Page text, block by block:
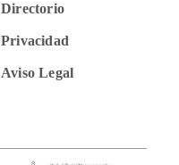
Directorio
Privacidad
Aviso Legal